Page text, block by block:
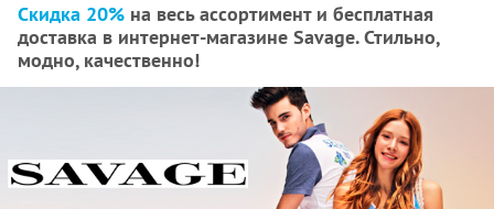
Скидка 20% на весь ассортимент и бесплатная
доставка в интернет-магазине Savage. Стильно,
модно, качественно!